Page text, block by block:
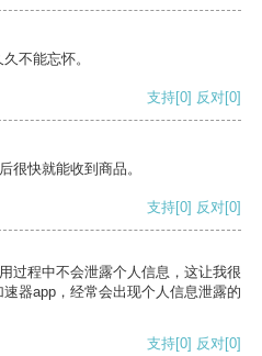
不能忘怀。
支持[0] 反对[0]
很快就能收到商品。
支持[0] 反对[0]
过程中不会泄露个人信息，这让我很
器app，经常会出现个人信息泄露的
支持[0] 反对[0]